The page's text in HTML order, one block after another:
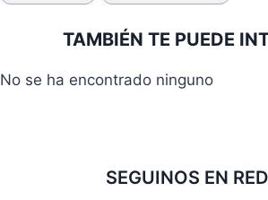
de
TAMBIÉN TE PUEDE
No se ha encontrado ninguno
SEGUINOS EN